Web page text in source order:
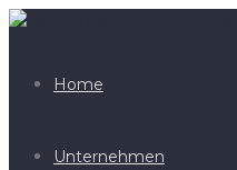
Home
Unternehmen